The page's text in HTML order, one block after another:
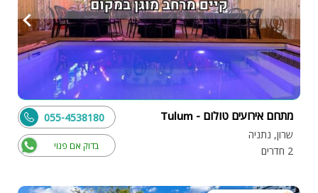
מתחם אירועים טולום - Tulum
שרון, נתניה
2 חדרים
בדוק אם פנוי
055-4538180